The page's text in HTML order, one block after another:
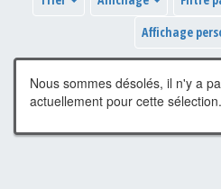
Affichage
Nous sommes désolés, il n'y a
actuellement pour cette sélection.